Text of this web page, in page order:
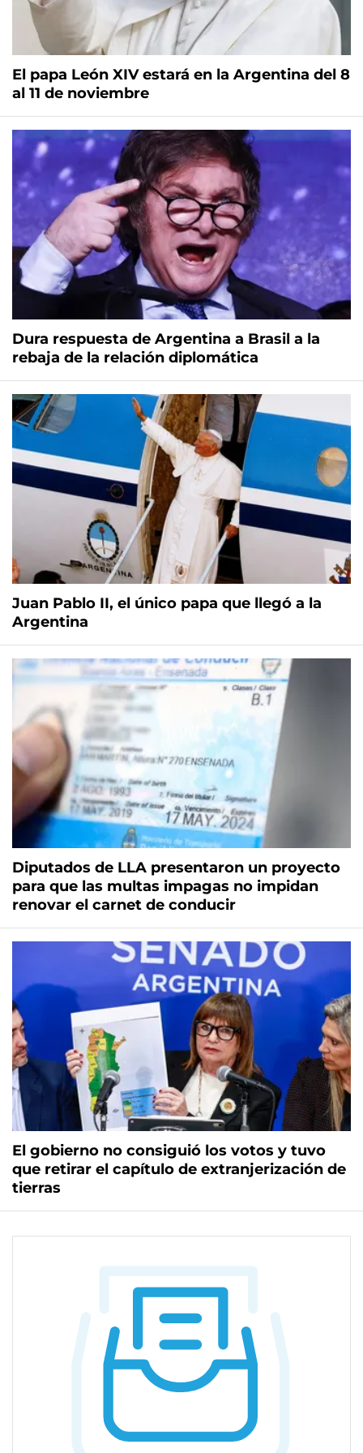
El papa León XIV estará en la Argentina del 8
al 11 de noviembre
Dura respuesta de Argentina a Brasil a la
rebaja de la relación diplomática
Juan Pablo II, el único papa que llegó a la
Argentina
Diputados de LLA presentaron un proyecto
para que las multas impagas no impidan
renovar el carnet de conducir
El gobierno no consiguió los votos y tuvo
que retirar el capítulo de extranjerización de
tierras